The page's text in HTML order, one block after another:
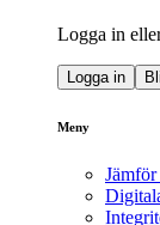
Logga in
Logga in
Meny